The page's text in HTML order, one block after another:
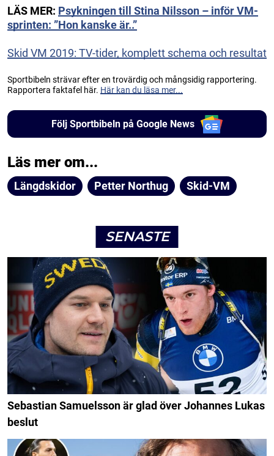
LÄS MER: Psykningen till Stina Nilsson – inför VM-
sprinten: ”Hon kanske är..”
Skid VM 2019: TV-tider, komplett schema och resultat
Sportbibeln strävar efter en trovärdig och mångsidig rapportering.
Rapportera faktafel här. Här kan du läsa mer...
Följ Sportbibeln på Google News
Läs mer om...
Längdskidor Petter Northug Skid-VM
SENASTE
Sebastian Samuelsson är glad över Johannes Lukas
beslut